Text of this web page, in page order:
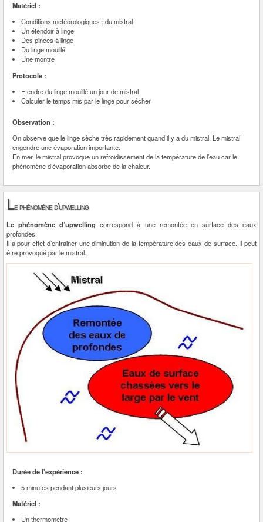
Matériel :
Conditions météorologiques : du mistral
Un étendoir à linge
Des pinces à linge
Du linge mouillé
Une montre
Protocole :
Etendre du linge mouillé un jour de mistral
Calculer le temps mis par le linge pour sécher
Observation :
On observe que le linge sèche très rapidement quand il y a du mistral. Le mistral
engendre une évaporation importante.
En mer, le mistral provoque un refroidissement de la température de l’eau car le
phénomène d’évaporation absorbe de la chaleur.
Le phénomène d’upwelling
Le phénomène d’upwellingcorrespond à une remontée en surface des eaux
profondes.
Il a pour effet d’entrainer une diminution de la température des eaux de surface. Il peut
être provoqué par le mistral.
Durée de l'expérience :
5 minutes pendant plusieurs jours
Matériel :
Un thermomètre